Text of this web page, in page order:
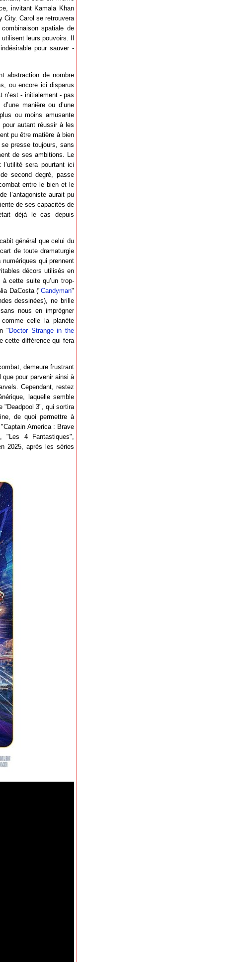
invitant Kamala Khan
City. Carol se retrouvera
spatiale de
leurs pouvoirs. Il
pour sauver -
abstraction de nombre
ou encore ici disparus
n’est - initialement - pas
manière ou d’une
ou moins amusante
pour autant réussir à les
pu être matière à bien
presse toujours, sans
de ses ambitions. Le
sera pourtant ici
second degré, passe
entre le bien et le
l’antagoniste aurait pu
de ses capacités de
déjà le cas depuis
général que celui du
de toute dramaturgie
qui prennent
décors utilisés en
cette suite qu’un trop-
DaCosta ("Candyman"
dessinées), ne brille
nous en imprégner
celle la planète
"Doctor Strange in the
cette différence qui fera
demeure frustrant
que pour parvenir ainsi à
Cependant, restez
laquelle semble
"Deadpool 3", qui sortira
de quoi permettre à
America : Brave
"Les 4 Fantastiques",
2025, après les séries